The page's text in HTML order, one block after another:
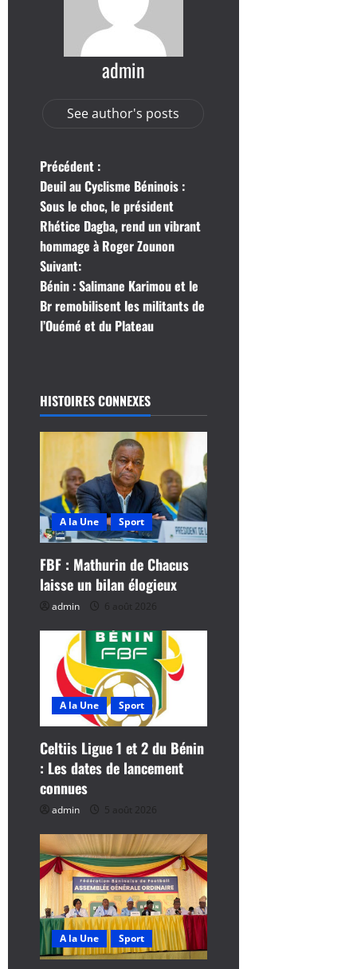
admin
See author's posts
N
a
v
i
g
a
i
o
d
’
a
r
t
l
e
Précédent :
Deuil au Cyclisme Béninois :
Sous le choc, le président
Rhétice Dagba, rend un vibrant
hommage à Roger Zounon
Suivant:
Bénin : Salimane Karimou et le
Br remobilisent les militants de
l’Ouémé et du Plateau
HISTOIRES CONNEXES
A la Une Sport
FBF : Mathurin de Chacus
laisse un bilan élogieux
admin 6 août 2026
A la Une Sport
Celtiis Ligue 1 et 2 du Bénin
: Les dates de lancement
connues
admin 5 août 2026
A la Une Sport